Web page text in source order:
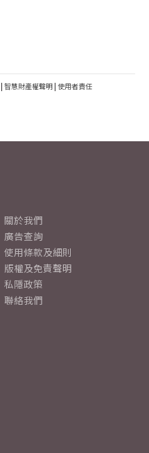
| 智慧財產權聲明 | 使用者責任
關於我們
廣告查詢
使用條款及細則
版權及免責聲明
私隱政策
聯絡我們